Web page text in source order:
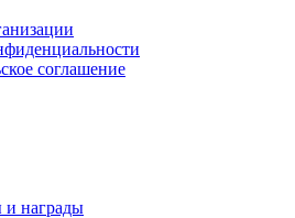
соглашение
и награды